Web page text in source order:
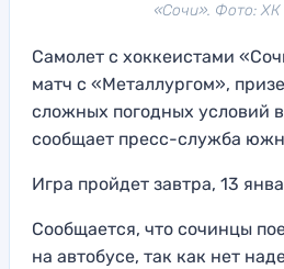
«Сочи». Фото:
Самолет с хоккеистами
матч с «Металлургом»,
сложных погодных условий
сообщает пресс-служба
Игра пройдет завтра, 13
Сообщается, что сочинцы
на автобусе, так как нет